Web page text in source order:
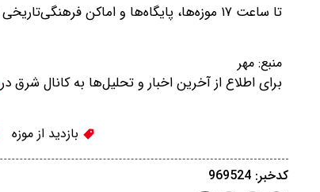
تا ساعت ۱۷ موزه‌ها، پایگاه‌ها و اماکن فرهنگی‌تاریخی فعال هستند.
منبع: مهر
برای اطلاع از آخرین اخبار و تحلیل‌ها به کانال شرق در
بازدید از موزه
کدخبر: 969524